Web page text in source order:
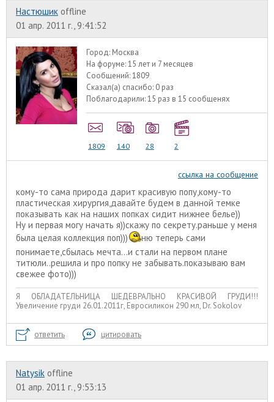
Настюшик offline
01 апр. 2011 г., 9:41:52
Город: Москва
На форуме:15 лет и 7 месяцев
Сообщений:1809
Сказал(а) спасибо: 0 раз
Поблагодарили:15 раз в 15 сообщенях
1809 140 28 2
ссылка на сообщение
кому-то сама природа дарит красивую попу,кому-то
пластическая хирургия,давайте будем в данной темке
показывать как на наших попках сидит нижнее белье))
Ну и первая могу начать я))скажу по секрету.раньше у меня
была целая коллекция поп)))
ню теперь сами
понимаете,сбылась мечта...и стали на первом плане
титюли..решила и про попку не забывать.показываю вам
свежее фото)))
Я ОБЛАДАТЕЛЬНИЦА ШЕДЕВРАЛЬНО КРАСИВОЙ ГРУДИ!!!
Увеличение груди 26.01.2011г, Евросиликон 290 мл, Dr. Sokolov
ответить цитировать
Natysik offline
01 апр. 2011 г., 9:53:13